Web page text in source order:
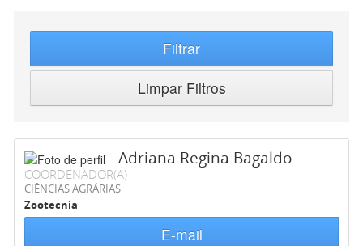
Filtrar
Limpar Filtros
Adriana Regina Bagaldo
COORDENADOR(A)
CIÊNCIAS AGRÁRIAS
Zootecnia
E-mail